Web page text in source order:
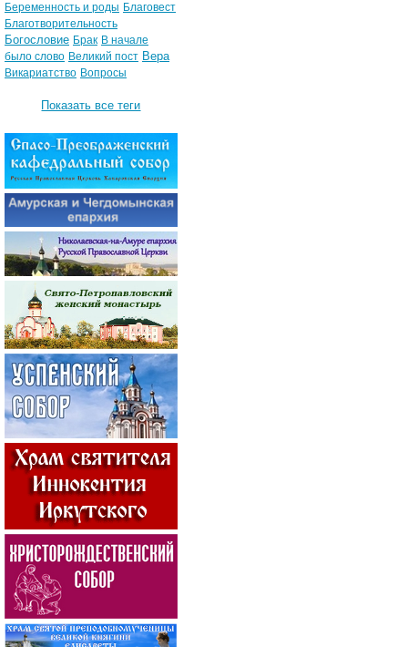
Беременность и роды Благовест
Благотворительность
Богословие Брак В начале
было слово Великий пост Вера
Викариатство Вопросы
Показать все теги